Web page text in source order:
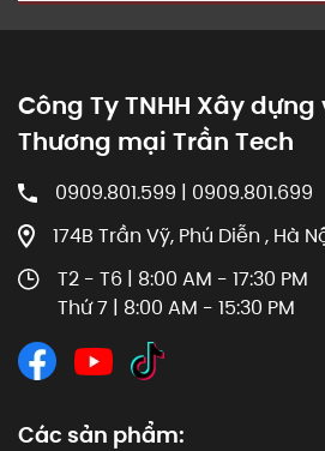
Công Ty TNHH Xây dựng
Thương mại Trần Tech
0909.801.599 | 0909.801.699
174B Trần Vỹ, Phú Diễn , Hà
T2 - T6 | 8:00 AM - 17:30 PM
Thứ 7 | 8:00 AM - 15:30 PM
Các sản phẩm: